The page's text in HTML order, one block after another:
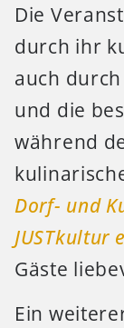
Die
durch ihr
auch
und die
während
Dorf- und
JUSTkultur
Gäste
Ein